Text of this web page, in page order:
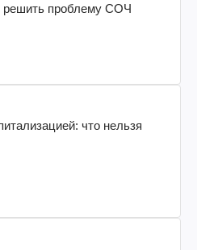
решить проблему СОЧ
что нельзя